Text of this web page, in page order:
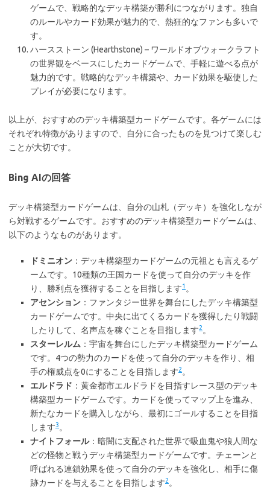
ゲームで、戦略的なデッキ構築が勝利につながります。独自
のルールやカード効果が魅力的で、熱狂的なファンも多いで
す。
ハースストーン (Hearthstone) – ワールドオブウォークラフト
の世界観をベースにしたカードゲームで、手軽に遊べる点が
魅力的です。戦略的なデッキ構築や、カード効果を駆使した
プレイが必要になります。
以上が、おすすめのデッキ構築型カードゲームです。各ゲームには
それぞれ特徴がありますので、自分に合ったものを見つけて楽しむ
ことが大切です。
Bing AIの回答
デッキ構築型カードゲームは、自分の山札（デッキ）を強化しなが
ら対戦するゲームです。おすすめのデッキ構築型カードゲームは、
以下のようなものがあります。
ドミニオン ：デッキ構築型カードゲームの元祖とも言えるゲ
ームです。10種類の王国カードを使って自分のデッキを作
り、勝利点を獲得することを目指します1 。
アセンション ：ファンタジー世界を舞台にしたデッキ構築型
カードゲームです。中央に出てくるカードを獲得したり戦闘
したりして、名声点を稼ぐことを目指します2 。
スターレルム ：宇宙を舞台にしたデッキ構築型カードゲーム
です。4つの勢力のカードを使って自分のデッキを作り、相
手の権威点を0にすることを目指します2 。
エルドラド ：黄金都市エルドラドを目指すレース型のデッキ
構築型カードゲームです。カードを使ってマップ上を進み、
新たなカードを購入しながら、最初にゴールすることを目指
します3 。
ナイトフォール：暗闇に支配された世界で吸血鬼や狼人間な
どの怪物と戦うデッキ構築型カードゲームです。チェーンと
呼ばれる連鎖効果を使って自分のデッキを強化し、相手に傷
跡カードを与えることを目指します2 。